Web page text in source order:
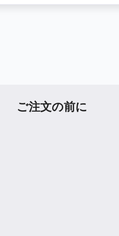
ご注文の前に